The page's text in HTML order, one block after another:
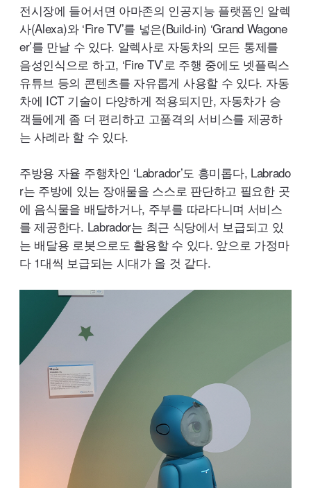
전시장에 들어서면 아마존의 인공지능 플랫폼인 알렉
사(Alexa)와 ‘FireTV’를 넣은(Build-in) ‘Grand Wagone
er’를 만날 수 있다. 알렉사로 자동차의 모든 통제를
음성인식으로 하고, ‘Fire TV’로 주행 중에도 넷플릭스
유튜브 등의 콘텐츠를 자유롭게 사용할 수 있다. 자동
차에 ICT 기술이 다양하게 적용되지만, 자동차가 승
객들에게 좀 더 편리하고 고품격의 서비스를 제공하
는 사례라 할 수 있다.
주방용 자율 주행차인 ‘Labrador’도 흥미롭다, Labrado
r는 주방에 있는 장애물을 스스로 판단하고 필요한 곳
에 음식물을 배달하거나, 주부를 따라다니며 서비스
를 제공한다. Labrador는 최근 식당에서 보급되고 있
는 배달용 로봇으로도 활용할 수 있다. 앞으로 가정마
다 1대씩 보급되는 시대가 올 것 같다.